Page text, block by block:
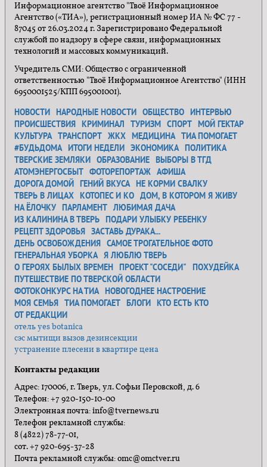
Информационное агентство "Твоё Информационное
Агентство («ТИА»), регистрационный номер ИА № ФС 77 -
87045 от 26.03.2024 г. Зарегистрировано Федеральной
службой по надзору в сфере связи, информационных
технологий и массовых коммуникаций.
Учредитель СМИ: Общество с ограниченной
ответственностью "Твоё Информационное Агентство" (ИНН
6950001525/КПП 695001001).
НОВОСТИ НАРОДНЫЕ НОВОСТИ ОБЩЕСТВО ИНТЕРВЬЮ
ПРОИСШЕСТВИЯ КРИМИНАЛ ТУРИЗМ СПОРТ МОЙ ГЕКТАР
КУЛЬТУРА ТРАНСПОРТ ЖКХ МЕДИЦИНА ТИА ПОМОГАЕТ
#БУДЬДОМА ИТОГИ НЕДЕЛИ ЭКОНОМИКА ПОЛИТИКА
ТВЕРСКИЕ ЗЕМЛЯКИ ОБРАЗОВАНИЕ ВЫБОРЫ В ТГД
АТОМЭНЕРГОСБЫТ ФОТОРЕПОРТАЖ АФИША
ДОРОГА ДОМОЙ ГЕНИЙ ВКУСА НЕ КОРМИ СВАЛКУ
ТВЕРЬ В ЛИЦАХ КОТОПЕС И КО ДОМ, В КОТОРОМ Я ЖИВУ
НА ЁЛОЧКУ ПАРЛАМЕНТ ЛЮБИМАЯ ДАЧА
ИЗ КАЛИНИНА В ТВЕРЬ ПОДАРИ УЛЫБКУ РЕБЕНКУ
РЕЦЕПТ ЗДОРОВЬЯ ЗАСТАВЬ ДУРАКА...
ДЕНЬ ОСВОБОЖДЕНИЯ САМОЕ ТРОГАТЕЛЬНОЕ ФОТО
ГЕНЕРАЛЬНАЯ УБОРКА Я ЛЮБЛЮ ТВЕРЬ
О ГЕРОЯХ БЫЛЫХ ВРЕМЕН ПРОЕКТ "СОСЕДИ"
ПОХУДЕЙКА
ПУТЕШЕСТВИЕ ПО ТВЕРСКОЙ ОБЛАСТИ
ФОТОКОНКУРС НА ТИА НОВОГОДНЕЕ НАСТРОЕНИЕ
МОЯ СЕМЬЯ ТИА ПОМОГАЕТ БЛОГИ КТО ЕСТЬ КТО
ОТ РЕДАКЦИИ
отель yes botanica
сэс мытищи вызов дезинсекции
устранение плесени в квартире цена
Контакты редакции
Адрес: 170006, г. Тверь, ул. Софьи Перовской, д. 6
Телефон: +7 920-150-10-00
Электронная почта: info@tvernews.ru
Телефон рекламной службы:
8 (4822) 78-77-01,
сот. +7 920-695-37-28
Почта рекламной службы: omc@omctver.ru